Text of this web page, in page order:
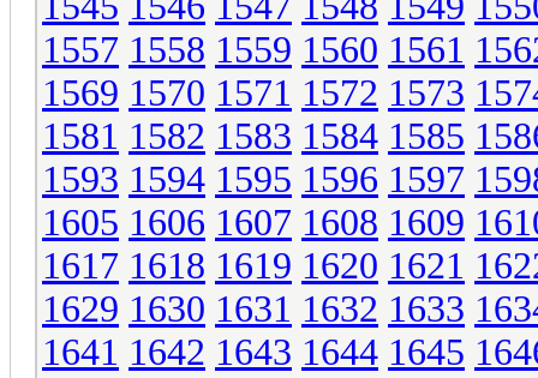
1557 1558 1559 1560 1561
1569 1570 1571 1572 1573
1581 1582 1583 1584 1585
1593 1594 1595 1596 1597
1605 1606 1607 1608 1609
1617 1618 1619 1620 1621
1629 1630 1631 1632 1633
1641 1642 1643 1644 1645